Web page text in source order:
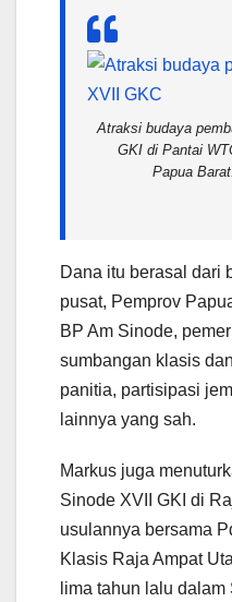
Atraksi budaya
GKI di Pantai
Papua
Dana itu berasal dari
pusat, Pemprov
BP Am Sinode,
sumbangan klasis
panitia, partisipasi
lainnya yang sah.
Markus juga
Sinode XVII GKI di
usulannya bersama
Klasis Raja Ampat
lima tahun lalu